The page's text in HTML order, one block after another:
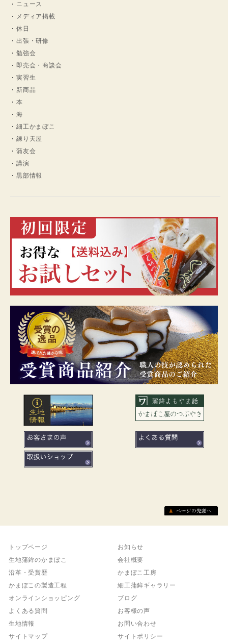
ニュース
メディア掲載
休日
出張・研修
勉強会
即売会・商談会
実習生
新商品
本
海
細工かまぼこ
練り天屋
蒲友会
講演
黒部情報
トップページ
お知らせ
生地蒲鉾のかまぼこ
会社概要
沿革・受賞歴
かまぼこ工房
かまぼこの製造工程
細工蒲鉾ギャラリー
オンラインショッピング
ブログ
よくある質問
お客様の声
生地情報
お問い合わせ
サイトマップ
サイトポリシー